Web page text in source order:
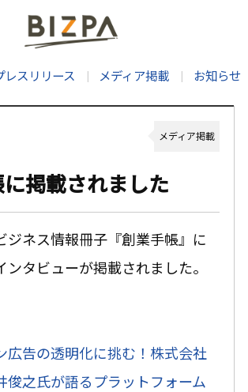
レスリリース メディア掲載 お知らせ
メディア掲載
掲載されました
ジネス情報冊子『創業手帳』に
タビューが掲載されました。
広告の透明化に挑む！株式会社
俊之氏が語るプラットフォーム